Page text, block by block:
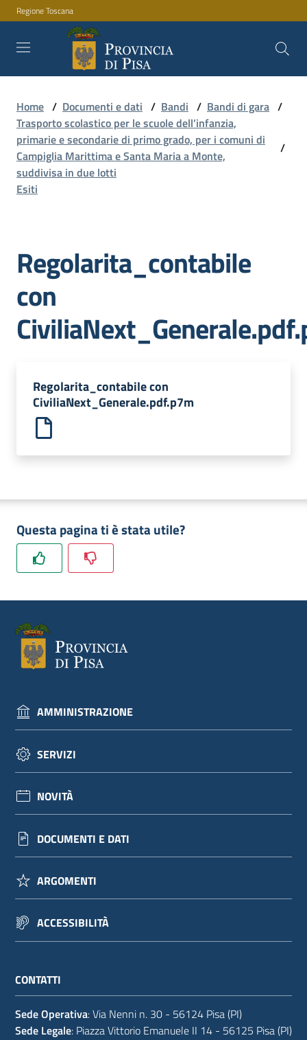
Vai al contenuto
Vai alla navigazione
Vai al footer
Regione Toscana
Amministrazione
Servizi
Documenti
e
dati
Argomenti
su
Home / Documenti e dati / Bandi / Bandi di gara /
Trasporto scolastico per le scuole dell’infanzia,
primarie e secondarie di primo grado, per i comuni di
Campiglia Marittima e Santa Maria a Monte,
suddivisa in due lotti
/
Esiti
Regolarita_contabile
con
Regolarita_contabile con
CiviliaNext_Generale.pdf.p7m
Questa pagina ti è stata utile?
AMMINISTRAZIONE
SERVIZI
NOVITÀ
DOCUMENTI E DATI
ARGOMENTI
ACCESSIBILITÀ
CONTATTI
Sede Operativa: Via Nenni n. 30 - 56124 Pisa (PI)
Sede Legale: Piazza Vittorio Emanuele II 14 - 56125 Pisa (PI)